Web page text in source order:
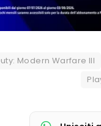
Modern Warfare III